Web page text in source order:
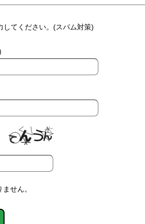
してください。(スパム対策)
せん。